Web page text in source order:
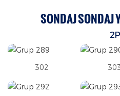
SONDAJ SONDAJ
2P
302